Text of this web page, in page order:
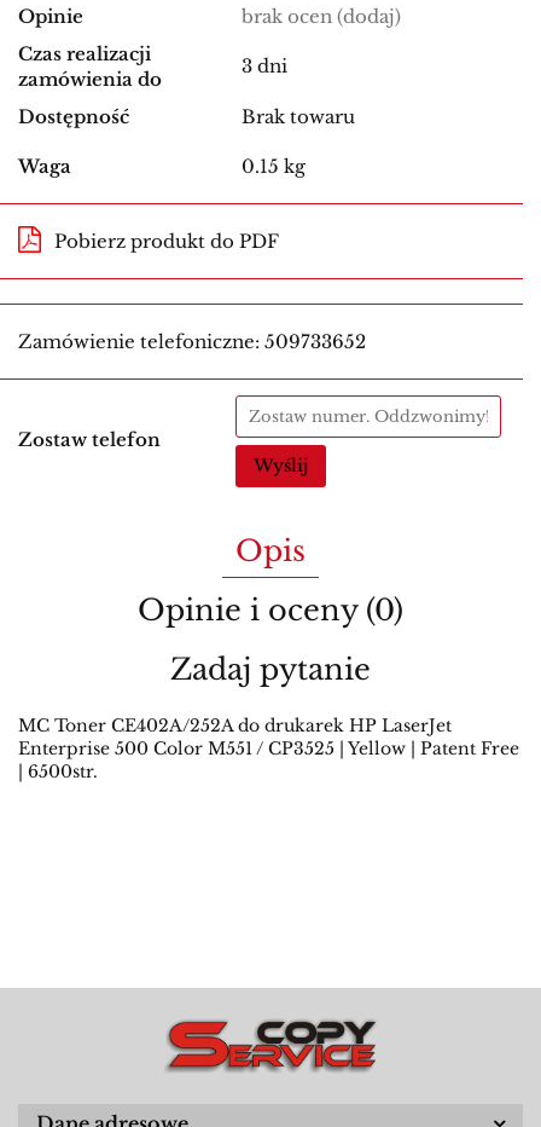
Opinie brak ocen (dodaj)
Czas realizacji
zamówienia do
3 dni
Dostępność Brak towaru
Waga 0.15 kg
Pobierz produkt do PDF
Zamówienie telefoniczne: 509733652
Zostaw telefon
Wyślij
Opis
Opinie i oceny (0)
Zadaj pytanie
MC Toner CE402A/252A do drukarek HP LaserJet
Enterprise 500 Color M551 / CP3525 | Yellow | Patent Free
| 6500str.